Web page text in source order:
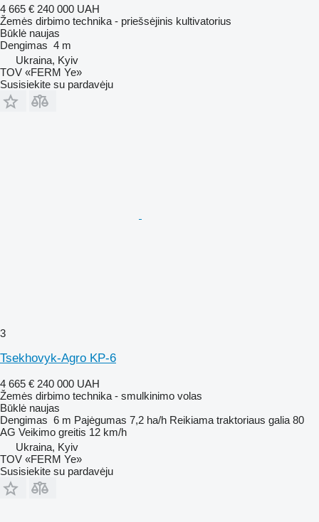
4 665 € 240 000 UAH
Žemės dirbimo technika - priešsėjinis kultivatorius
Būklė naujas
Dengimas 4 m
Ukraina, Kyiv
TOV «FERM Ye»
Susisiekite su pardavėju
3
Tsekhovyk-Agro KP-6
4 665 € 240 000 UAH
Žemės dirbimo technika - smulkinimo volas
Būklė naujas
Dengimas 6 m Pajėgumas 7,2 ha/h Reikiama traktoriaus galia 80
AG Veikimo greitis 12 km/h
Ukraina, Kyiv
TOV «FERM Ye»
Susisiekite su pardavėju